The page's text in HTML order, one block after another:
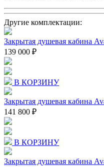
Другие комплектации:
Закрытая душевая кабина
139 000 ₽
В КОРЗИНУ
Закрытая душевая кабина
141 800 ₽
В КОРЗИНУ
Закрытая душевая кабина